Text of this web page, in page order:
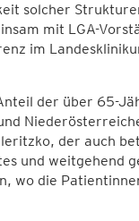
solcher
mit LGA-
im
der über 65-
der auch
und weitgehend
wo die